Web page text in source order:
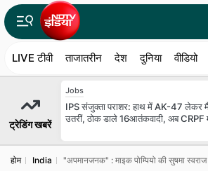
LIVE टीवी ताजातरीन देश दुनिया वीडियो
ट्रेडिंग खबरें
Jobs
IPS संजुक्ता पराशर: हाथ में AK-47 लेकर
उतरीं, ठोक डाले 16आतंकवादी, अब CRPF
होम India "अपमानजनक" : माइक पोम्पियो की सुषमा